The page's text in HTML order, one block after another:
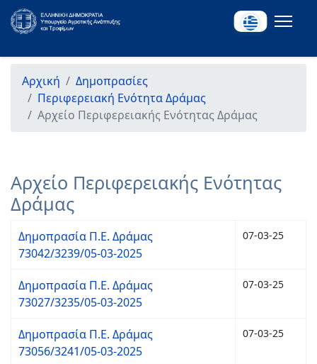
Αρχική
Δημοπρασίες
Περιφερειακή Ενότητα Δράμας
Αρχείο Περιφερειακής Ενότητας Δράμας
Αρχείο Περιφερειακής Ενότητας
Δράμας
Δημοπρασία Π.Ε. Δράμας
73042/3239/05-03-2025
07-03-25
Δημοπρασία Π.Ε. Δράμας
73027/3235/05-03-2025
07-03-25
Δημοπρασία Π.Ε. Δράμας
73056/3241/05-03-2025
07-03-25